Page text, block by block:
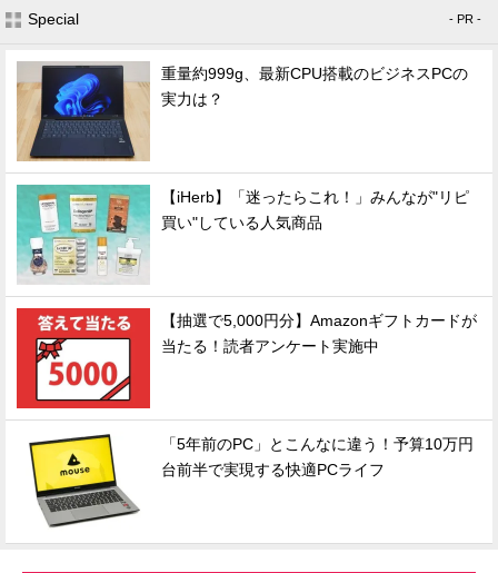
Special - PR -
重量約999g、最新CPU搭載のビジネスPCの
実力は？
【iHerb】「迷ったらこれ！」みんなが"リピ
買い"している人気商品
【抽選で5,000円分】Amazonギフトカードが
当たる！読者アンケート実施中
「5年前のPC」とこんなに違う！予算10万円
台前半で実現する快適PCライフ